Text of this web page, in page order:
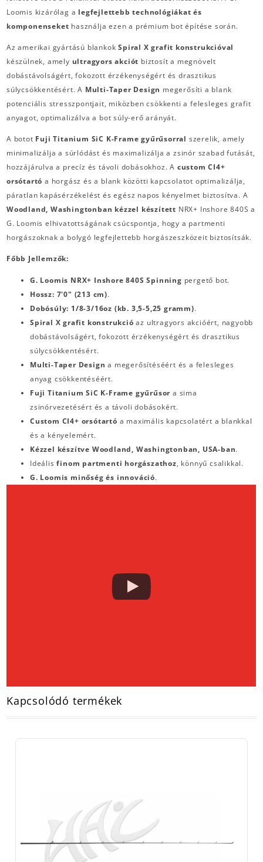
Loomis kizárólag a legfejlettebb technológiákat és
komponenseket használja ezen a prémium bot építése során.
Az amerikai gyártású blankokSpiral X grafit konstrukcióval
készülnek, amely ultragyors akciót biztosít a megnövelt
dobástávolságért, fokozott érzékenységért és drasztikus
súlycsökkentésért. A Multi-Taper Design megerősíti a blank
potenciális stresszpontjait, miközben csökkenti a felesleges grafit
anyagot, optimalizálva a bot súly-erő arányát.
A botot Fuji Titanium SiC K-Frame gyűrűsorral szerelik, amely
minimalizálja a súrlódást és maximalizálja a zsinór szabad futását,
hozzájárulva a precíz és távoli dobásokhoz. A custom CI4+
orsótartó a horgász és a blank közötti kapcsolatot optimalizálja,
páratlan kapásérzékelést és egész napos kényelmet biztosítva. A
Woodland, Washingtonban kézzel készített NRX+ Inshore 840S a
G. Loomis elhivatottságának csúcspontja, hogy a partmenti
horgászoknak a bolygó legfejlettebb horgászeszközeit biztosítsák.
Főbb Jellemzők:
G. Loomis NRX+ Inshore 840S Spinning pergető bot.
Hossz: 7'0" (213 cm).
Dobósúly: 1/8-3/16oz (kb. 3,5-5,25 gramm).
Spiral X grafit konstrukció az ultragyors akcióért, nagyobb
dobástávolságért, fokozott érzékenységért és drasztikus
súlycsökkentésért.
Multi-Taper Design a megerősítéséért és a felesleges
anyag csökkentéséért.
Fuji Titanium SiC K-Frame gyűrűsor a sima
zsinórvezetésért és a távoli dobásokért.
Custom CI4+ orsótartó a maximális kapcsolatért a blankkal
és a kényelemért.
Kézzel készítve Woodland, Washingtonban, USA-ban.
Ideálisfinom partmenti horgászathoz, könnyű csalikkal.
G. Loomis minőség és innováció.
Kapcsolódó termékek